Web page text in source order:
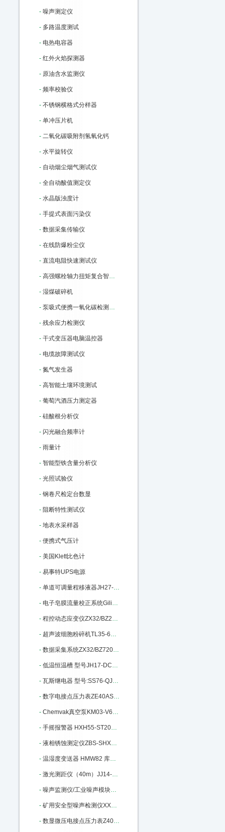
- 噪声测定仪
- 多路温度测试
- 电热电容器
- 红外火焰探测器
- 原油含水监测仪
- 频率校验仪
- 不锈钢横格式分样器
- 单冲压片机
- 二氧化碳吸附剂氢氧化钙
- 水平旋转仪
- 自动烟尘烟气测试仪
- 全自动酸值测定仪
- 水晶版浊度计
- 手提式表面污染仪
- 数据采集传输仪
- 在线防爆粉尘仪
- 直流电阻快速测试仪
- 高强螺栓轴力扭矩复合智能检测仪
- 湿煤破碎机
- 泵吸式便携一氧化碳检测报警仪
- 残余应力检测仪
- 干式变压器电脑温控器
- 电缆故障测试仪
- 氮气发生器
- 高智能土壤环境测试
- 葡萄汽酒压力测定器
- 硅酸根分析仪
- 闪光融合频率计
- 雨量计
- 智能型铁含量分析仪
- 光照试验仪
- 钢卷尺检定台数显
- 阻断特性测试仪
- 地表水采样器
- 便携式气压计
- 美国Klett比色计
- 易事特UPS电源
- 单道可调量程移液器JH27-100-1000ul M22806
- 电子皂膜流量校正系统Gilibrator-2：M91285
- 程控动态应变仪ZX32/BZ2668 库号：M184253
- 超声波细胞粉碎机TL35-650Y库号：M240147
- 数据采集系统ZX32/BZ7201库号：M242379
- 低温恒温槽 型号JH17-DC0506：M302981
- 瓦斯继电器 型号:SS76-QJ1G-80A：M337579
- 数字电接点压力表ZE40AS-100K库号：M358090
- Chemvak真空泵KM03-V600库号：M364317
- 手摇报警器 HXH55-ST200库号：M398695
- 液相锈蚀测定仪ZBS-SHXS-3库号：M400669
- 温湿度变送器 HMW82 库号：M403629
- 激光测距仪（40m）JJ14-HP-5040库号：M404255
- 噪声监测仪/工业噪声模块BR-ZS2：M405669
- 矿用安全型噪声检测仪XX15-YSD130：M340378
- 数显微压电接点压力表Z40AS-600P-E/C